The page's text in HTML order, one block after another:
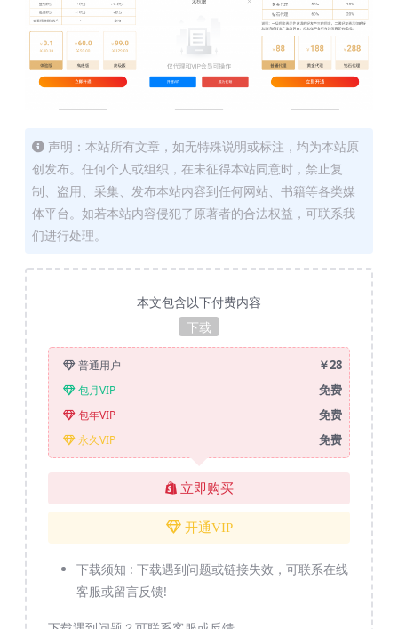
声明：本站所有文章，如无特殊说明或标注，均为本站原
创发布。任何个人或组织，在未征得本站同意时，禁止复
制、盗用、采集、发布本站内容到任何网站、书籍等各类媒
体平台。如若本站内容侵犯了原著者的合法权益，可联系我
们进行处理。
本文包含以下付费内容
下载
普通用户 ￥28
包月VIP 免费
包年VIP 免费
永久VIP 免费
立即购买
开通VIP
下载须知 : 下载遇到问题或链接失效，可联系在线
客服或留言反馈!